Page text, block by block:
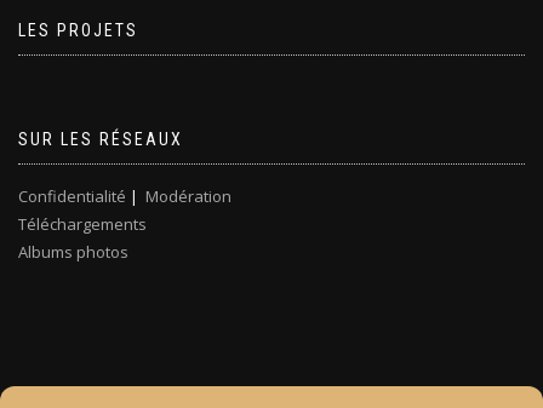
LES PROJETS
SUR LES RÉSEAUX
Confidentialité | Modération
Téléchargements
Albums photos